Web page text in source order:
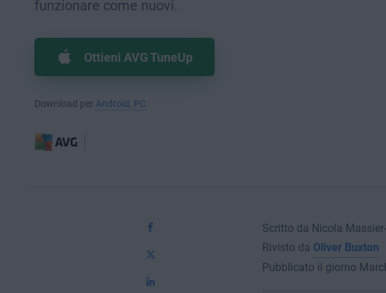
funzionare come nuovi.
Ottieni AVG TuneUp
Download per Android PC
Scritto da Nicola
Rivisto da Oliver Buxton
Pubblicato il giorno